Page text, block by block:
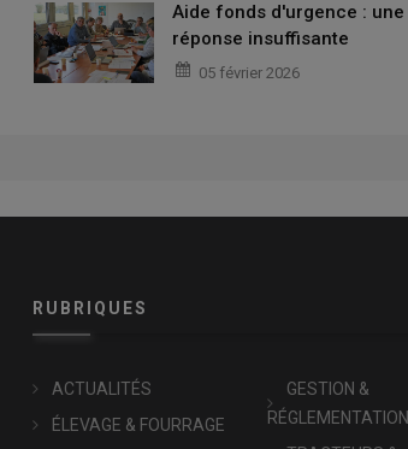
Aide fonds d'urgence : une
réponse insuffisante
05 février 2026
RUBRIQUES
ACTUALITÉS
ÉLEVAGE & FOURRAGE
GESTION &
RÉGLEMENTATION